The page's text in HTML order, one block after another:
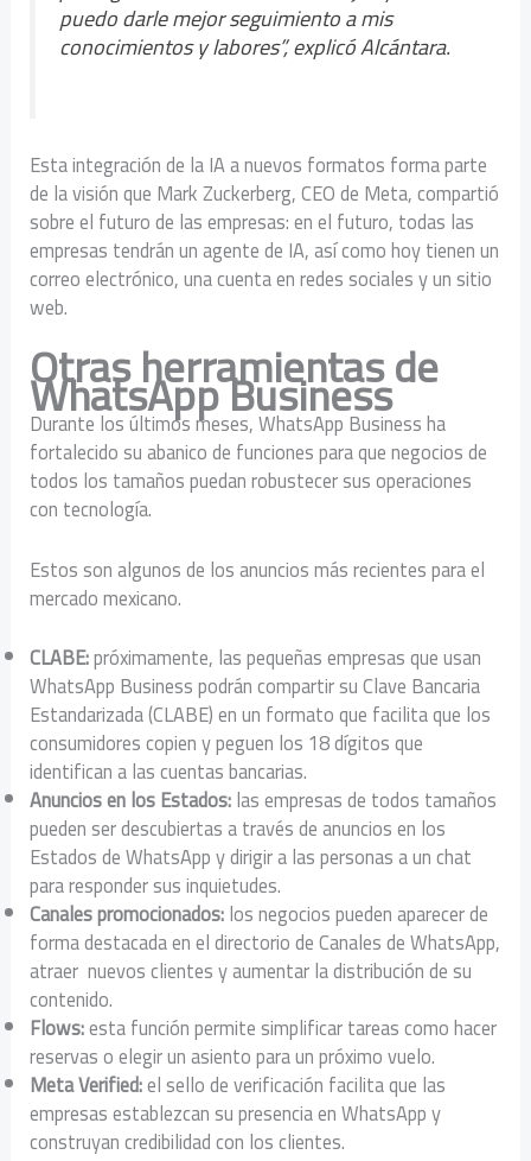
puedo darle mejor seguimiento a mis
conocimientos y labores”, explicó Alcántara.
Esta integración de la IA a nuevos formatos forma parte
de la visión que Mark Zuckerberg, CEO de Meta, compartió
sobre el futuro de las empresas: en el futuro, todas las
empresas tendrán un agente de IA, así como hoy tienen un
correo electrónico, una cuenta en redes sociales y un sitio
web.
Otras herramientas de
WhatsApp Business
Durante los últimos meses, WhatsApp Business ha
fortalecido su abanico de funciones para que negocios de
todos los tamaños puedan robustecer sus operaciones
con tecnología.
Estos son algunos de los anuncios más recientes para el
mercado mexicano.
CLABE:próximamente, las pequeñas empresas que usan
WhatsApp Business podrán compartir su Clave Bancaria
Estandarizada (CLABE) en un formato que facilita que los
consumidores copien y peguen los 18 dígitos que
identifican a las cuentas bancarias.
Anuncios en los Estados:las empresas de todos tamaños
pueden ser descubiertas a través de anuncios en los
Estados de WhatsApp y dirigir a las personas a un chat
para responder sus inquietudes.
Canales promocionados:los negocios pueden aparecer de
forma destacada en el directorio de Canales de WhatsApp,
atraer nuevos clientes y aumentar la distribución de su
contenido.
Flows:esta función permite simplificar tareas como hacer
reservas o elegir un asiento para un próximo vuelo.
Meta Verified:el sello de verificación facilita que las
empresas establezcan su presencia en WhatsApp y
construyan credibilidad con los clientes.